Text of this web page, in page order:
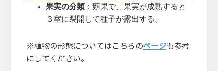
果実の分類：蒴果で、果実が成熟すると
３室に裂開して種子が露出する。
※植物の形態についてはこちらのページも参考
にしてください。